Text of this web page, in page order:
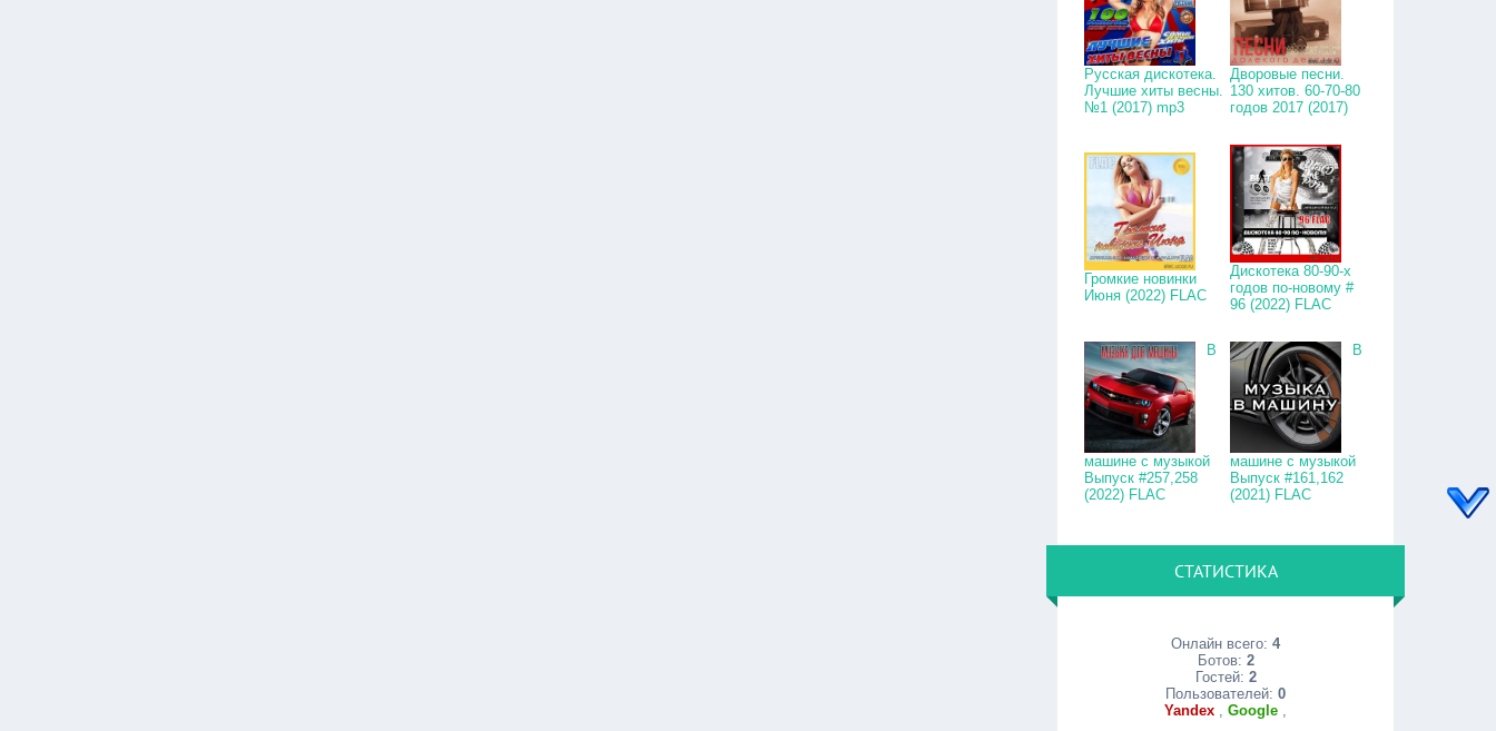
Русская дискотека.
Лучшие хиты весны.
№1 (2017) mp3
Дворовые песни.
130 хитов. 60-70-80
годов 2017 (2017)
Громкие новинки
Июня (2022) FLAC
Дискотека 80-90-х
годов по-новому #
96 (2022) FLAC
В
машине с музыкой
Выпуск #257,258
(2022) FLAC
В
машине с музыкой
Выпуск #161,162
(2021) FLAC
СТАТИСТИКА
Онлайн всего:4
Ботов: 2
Гостей: 2
Пользователей:0
Yandex ,Google ,